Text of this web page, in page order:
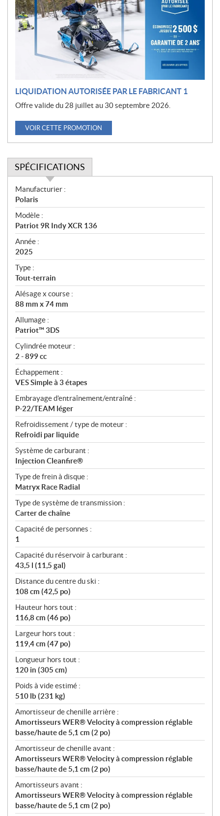
m
o
t
LIQUIDATION AUTORISÉE PAR LE FABRICANT 1
Offre valide du 28 juillet au 30 septembre 2026.
VOIR CETTE PROMOTION
SPÉCIFICATIONS
S
p
é
c
i
f
i
c
a
t
i
o
n
s
Manufacturier :
Polaris
Modèle :
Patriot 9R Indy XCR 136
Année :
2025
Type :
Tout-terrain
Alésage x course :
88 mm x 74 mm
Allumage :
Patriot™ 3DS
Cylindrée moteur :
2 - 899 cc
Échappement :
VES Simple à 3 étapes
Embrayage d’entraînement/entraîné :
P-22/TEAM léger
Refroidissement / type de moteur :
Refroidi par liquide
Système de carburant :
Injection Cleanfire®
Type de frein à disque :
Matryx Race Radial
Type de système de transmission :
Carter de chaîne
Capacité de personnes :
1
Capacité du réservoir à carburant :
43,5 l (11,5 gal)
Distance du centre du ski :
108 cm (42,5 po)
Hauteur hors tout :
116,8 cm (46 po)
Largeur hors tout :
119,4 cm (47 po)
Longueur hors tout :
120 in (305 cm)
Poids à vide estimé :
510 lb (231 kg)
Amortisseur de chenille arrière :
Amortisseurs WER® Velocity à compression réglable
basse/haute de 5,1 cm (2 po)
Amortisseur de chenille avant :
Amortisseurs WER® Velocity à compression réglable
basse/haute de 5,1 cm (2 po)
Amortisseurs avant :
Amortisseurs WER® Velocity à compression réglable
basse/haute de 5,1 cm (2 po)